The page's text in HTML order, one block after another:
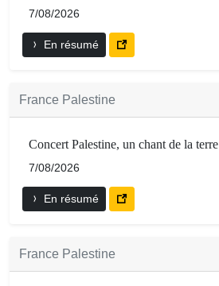
7/08/2026
En résumé
France Palestine
Concert Palestine, un chant de la terre
7/08/2026
En résumé
France Palestine